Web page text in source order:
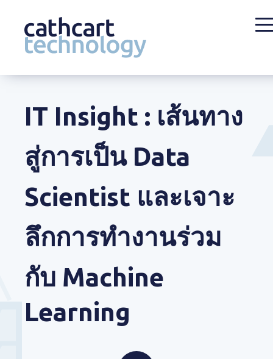
IT Insight : เส้นทาง
สู่การเป็น Data
Scientist และเจาะ
ลึกการทำงานร่วม
กับ Machine
Learning